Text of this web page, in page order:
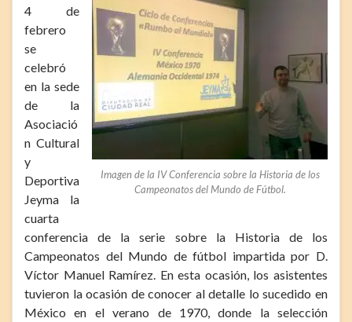
Imagen de la IV Conferencia sobre la Historia de los
Campeonatos del Mundo de Fútbol.
4 de
febrero
se
celebró
en la sede
de la
Asociació
n Cultural
y
Deportiva
Jeyma la
cuarta
conferencia de la serie sobre la Historia de los
Campeonatos del Mundo de fútbol impartida por D.
Víctor Manuel Ramírez. En esta ocasión, los asistentes
tuvieron la ocasión de conocer al detalle lo sucedido en
México en el verano de 1970, donde la selección